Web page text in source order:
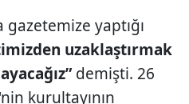
yaptığı
uzaklaştırmak
demişti. 26
kurultayının